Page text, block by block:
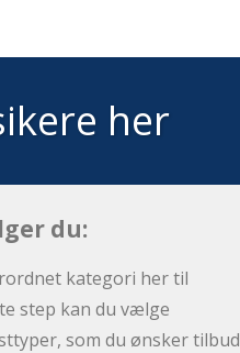
her
du:
kategori her til
step kan du vælge
som du ønsker tilbud